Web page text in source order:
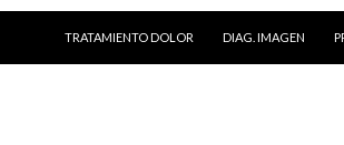
TRATAMIENTO DOLOR
DIAG. IMAGEN